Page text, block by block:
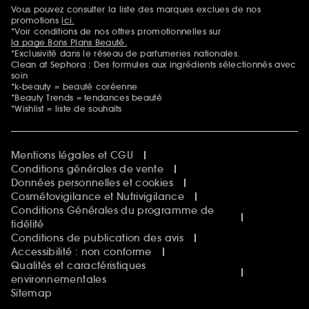
Sephora Beautiful Club
Clean at Sephora
Idées & Inspirations Beauté
Mentions additionnelles
Vous pouvez consulter la liste des marques exclues de nos
promotionsici.
*Voir conditions de nos offres promotionnelles sur
la page Bons Plans Beauté.
*Exclusivité dans le réseau de parfumeries nationales.
Clean at Sephora : Des formules aux ingrédients sélectionnés avec
soin
*k-beauty = beauté coréenne
*Beauty Trends = tendances beauté
*Wishlist = liste de souhaits
Mentions légales et CGU
Conditions générales de vente
Données personnelles et cookies
Cosmétovigilance et Nutrivigilance
Conditions Générales du programme de
fidélité
Conditions de publication des avis
Accessibilité : non conforme
Qualités et caractéristiques
environnementales
Sitemap